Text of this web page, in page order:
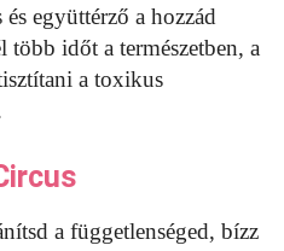
együttérző a hozzád
időt a természetben, a
a toxikus
a függetlenséged, bízz